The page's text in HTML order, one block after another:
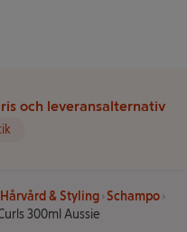
och leveransalternativ
Hårvård & Styling Schampo
300ml Aussie